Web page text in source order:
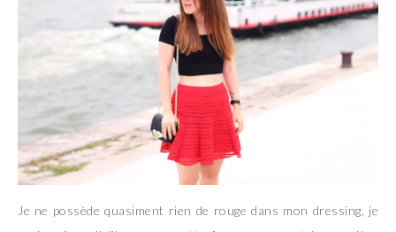
Je ne possède quasiment rien de rouge dans mon dressing, je